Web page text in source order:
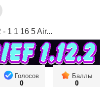
1 1 16 5 Air...
Голосов
0
Баллы
0